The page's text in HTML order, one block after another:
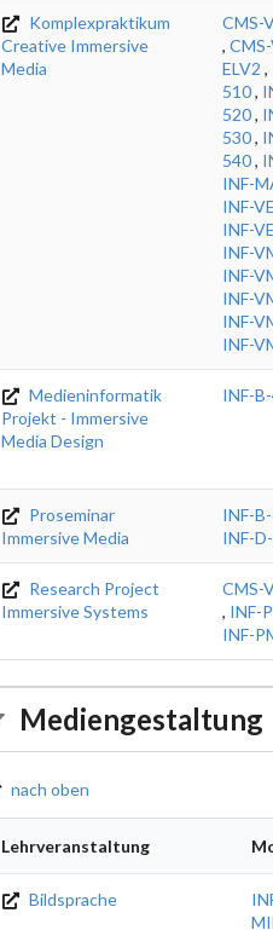
Komplexpraktikum
Creative Immersive
Media
CMS-
,
ELV2 ,
510,
520,
530,
540,
INF-
INF-
INF-
INF-
INF-
INF-
INF-
INF-
Medieninformatik
Projekt - Immersive
Media Design
INF-
Proseminar
Immersive Media
INF-
INF-
Research Project
Immersive Systems
CMS-
, INF-
INF-
Mediengestaltung
nach oben
Lehrveranstaltung
Bildsprache